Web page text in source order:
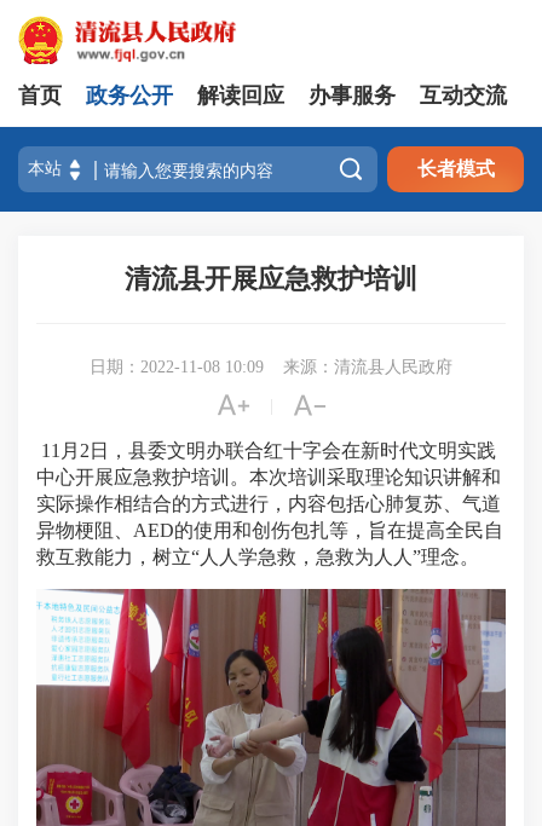
首页 政务公开 解读回应 办事服务 互动交流
 长者模式
清流县开展应急救护培训
日期：2022-11-08 10:09 来源：清流县人民政府
 
11月2日，县委文明办联合红十字会在新时代文明实践
中心开展应急救护培训。本次培训采取理论知识讲解和
实际操作相结合的方式进行，内容包括心肺复苏、气道
异物梗阻、AED的使用和创伤包扎等，旨在提高全民自
救互救能力，树立“人人学急救，急救为人人”理念。